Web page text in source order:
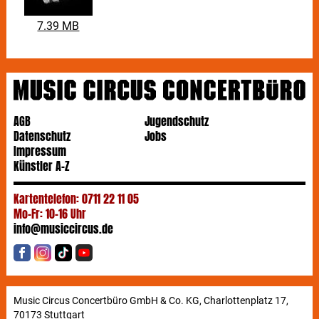
7.39 MB
AGB
Datenschutz
Impressum
Jugendschutz
Jobs
Künstler A-Z
Kartentelefon: 0711 22 11 05
Mo-Fr: 10-16 Uhr
info@musiccircus.de
Music Circus Concertbüro GmbH & Co. KG, Charlottenplatz 17,
70173 Stuttgart